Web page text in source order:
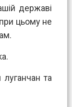
державі
цьому не
луганчан та